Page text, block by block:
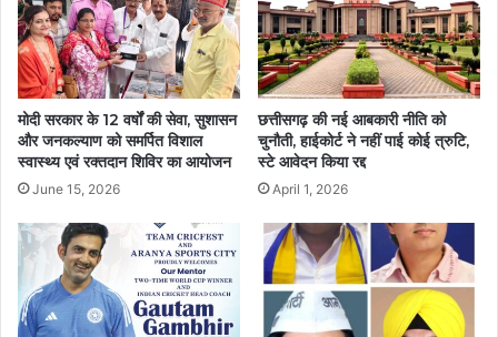
मोदी सरकार के 12 वर्षों की सेवा, सुशासन
और जनकल्याण को समर्पित विशाल
स्वास्थ्य एवं रक्तदान शिविर का आयोजन
June 15, 2026
छत्तीसगढ़ की नई आबकारी नीति को
चुनौती, हाईकोर्ट ने नहीं पाई कोई त्रुटि,
स्टे आवेदन किया रद्द
April 1, 2026